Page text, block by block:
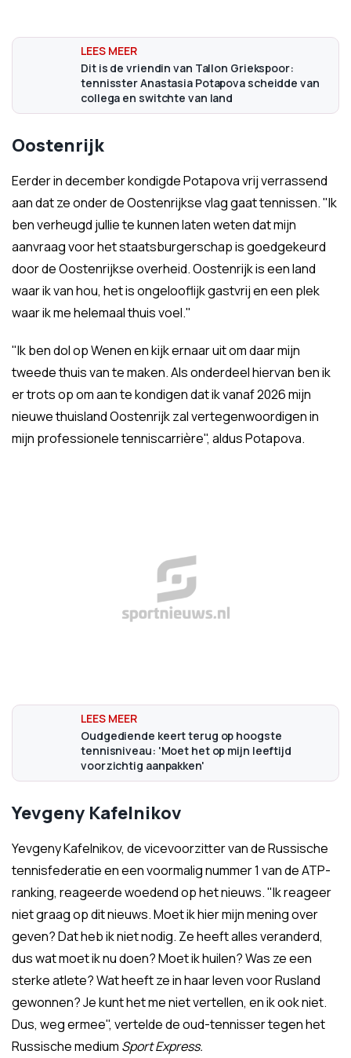
Dit is de vriendin van Tallon Griekspoor:
tennisster Anastasia Potapova scheidde van
collega en switchte van land
Oostenrijk
Eerder in december kondigde Potapova vrij verrassend
aan dat ze onder de Oostenrijkse vlag gaat tennissen. "Ik
ben verheugd jullie te kunnen laten weten dat mijn
aanvraag voor het staatsburgerschap is goedgekeurd
door de Oostenrijkse overheid. Oostenrijk is een land
waar ik van hou, het is ongelooflijk gastvrij en een plek
waar ik me helemaal thuis voel."
"Ik ben dol op Wenen en kijk ernaar uit om daar mijn
tweede thuis van te maken. Als onderdeel hiervan ben ik
er trots op om aan te kondigen dat ik vanaf 2026 mijn
nieuwe thuisland Oostenrijk zal vertegenwoordigen in
mijn professionele tenniscarrière", aldus Potapova.
Oudgediende keert terug op hoogste
tennisniveau: 'Moet het op mijn leeftijd
voorzichtig aanpakken'
Yevgeny Kafelnikov
Yevgeny Kafelnikov, de vicevoorzitter van de Russische
tennisfederatie en een voormalig nummer 1 van de ATP-
ranking, reageerde woedend op het nieuws."Ik reageer
niet graag op dit nieuws. Moet ik hier mijn mening over
geven? Dat heb ik niet nodig. Ze heeft alles veranderd,
dus wat moet ik nu doen? Moet ik huilen? Was ze een
sterke atlete? Wat heeft ze in haar leven voor Rusland
gewonnen? Je kunt het me niet vertellen, en ik ook niet.
Dus, weg ermee", vertelde de oud-tennisser tegen het
Russische medium Sport Express.